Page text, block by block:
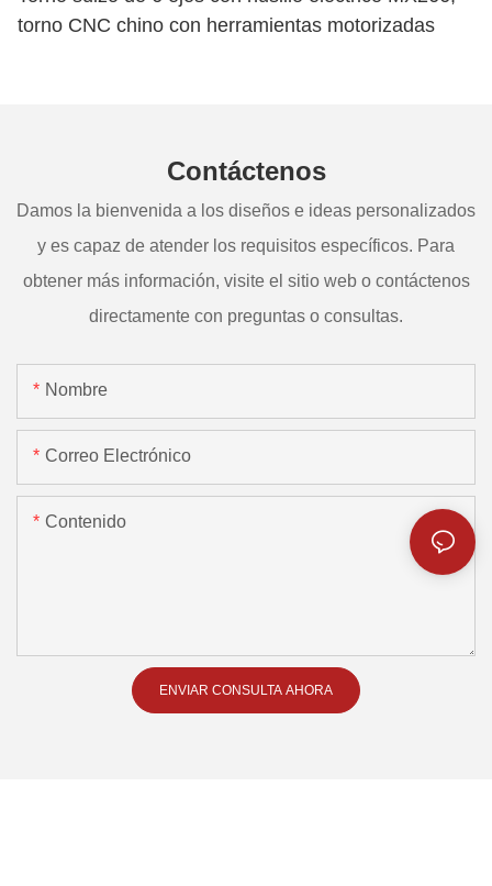
torno CNC chino con herramientas motorizadas
Contáctenos
Damos la bienvenida a los diseños e ideas personalizados
y es capaz de atender los requisitos específicos. Para
obtener más información, visite el sitio web o contáctenos
directamente con preguntas o consultas.
Nombre
Correo Electrónico
Contenido
ENVIAR CONSULTA AHORA